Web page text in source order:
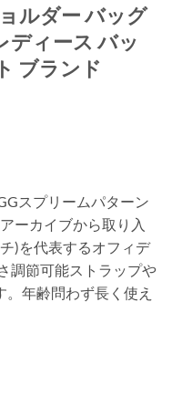
ルダー バッグ
ディース バッ
ブランド
スプリームパターン
ーカイブから取り入
)を代表するオフィデ
調節可能ストラップや
年齢問わず長く使え